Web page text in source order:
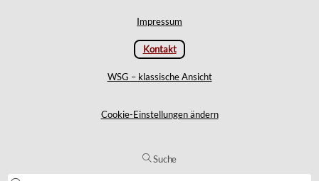
Impressum
Kontakt
WSG – klassische Ansicht
Cookie-Einstellungen ändern
Suche